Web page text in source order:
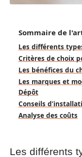
Sommaire de
Les différents
Critères de choix
Les bénéfices du
Les marques et
Dépôt
Conseils
Analyse des coûts
Les différents